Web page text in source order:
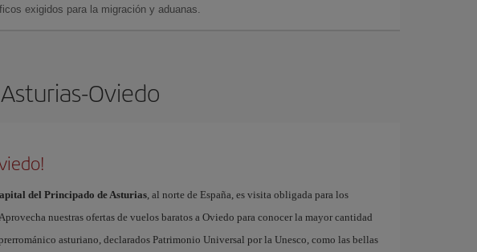
exigidos para la migración y aduanas.
Oviedo
del Principado de Asturias, al norte de España, es visita obligada para los
nuestras ofertas de vuelos baratos a Oviedo para conocer la mayor cantidad
asturiano, declarados Patrimonio Universal por la Unesco, como las bellas